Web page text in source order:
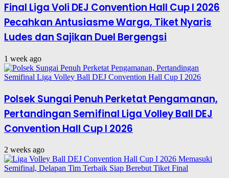
Final Liga Voli DEJ Convention Hall Cup I 2026
Pecahkan Antusiasme Warga, Tiket Nyaris
Ludes dan Sajikan Duel Bergengsi
1 week ago
Polsek Sungai Penuh Perketat Pengamanan,
Pertandingan Semifinal Liga Volley Ball DEJ
Convention Hall Cup I 2026
2 weeks ago